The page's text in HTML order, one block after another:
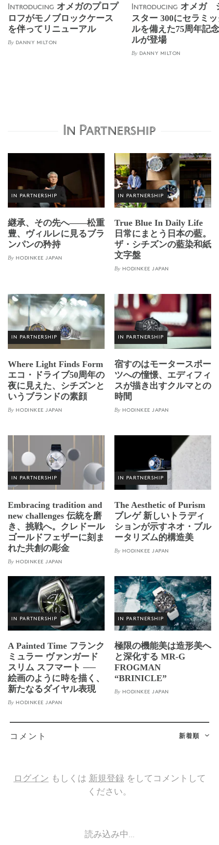
Introducing オメガのプロプ
ロフがモノブロックケース
を伴ってリニューアル
By DANNY MILTON
Introducing オメガ
スター 300にセラミ
ルを備えた75周年記
ルが登場
By DANNY MILTON
In Partnership
IN PARTNERSHIP
継承、その先へ——松重
豊、ヴィルレに見るブラ
ンパンの矜持
By HODINKEE JAPAN
IN PARTNERSHIP
True Blue In Daily Life
日常にまとう日本の藍。
ザ・シチズンの藍染和紙
文字盤
By HODINKEE JAPAN
IN PARTNERSHIP
Where Light Finds Form
エコ・ドライブ50周年の
夜に見えた、シチズンと
いうブランドの素顔
By HODINKEE JAPAN
IN PARTNERSHIP
宿すのはモータースポー
ツへの憧憬、エディフィ
スが描き出すクルマとの
時間
By HODINKEE JAPAN
IN PARTNERSHIP
Embracing tradition and
new challenges 伝統を磨
き、挑戦へ。クレドール
ゴールドフェザーに刻ま
れた共創の彫金
By HODINKEE JAPAN
IN PARTNERSHIP
The Aesthetic of Purism
ブレゲ 新しいトラディ
ションが示すネオ・ブル
ータリズム的構造美
By HODINKEE JAPAN
IN PARTNERSHIP
A Painted Time フランク
ミュラー ヴァンガード
スリム スフマート ──
絵画のように時を描く、
新たなるダイヤル表現
By HODINKEE JAPAN
IN PARTNERSHIP
極限の機能美は造形美へ
と深化する MR-G
FROGMAN
“BRINICLE”
By HODINKEE JAPAN
新着順
コメント
ログインもしくは新規登録をしてコメントして
ください。
読み込み中…